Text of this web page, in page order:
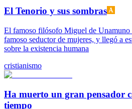
El Tenorio y sus sombras
El famoso filósofo Miguel de Unamuno
famoso seductor de mujeres, y llegó a
sobre la existencia humana
cristianismo
Ha muerto un gran pensador
tiempo